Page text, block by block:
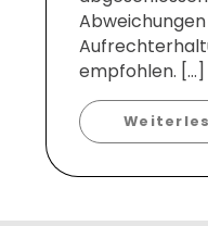
empfohlen. […]